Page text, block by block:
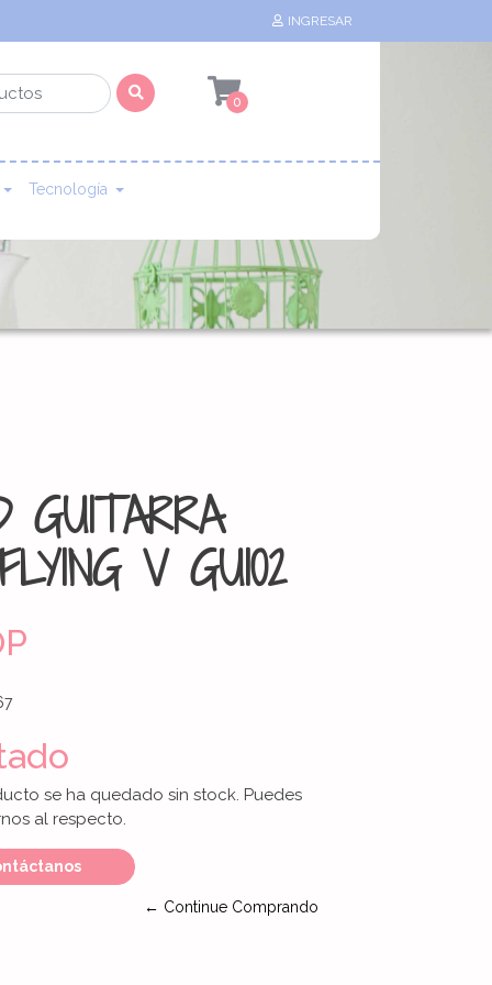
INGRESAR
0
Tecnología
GUITARRA
V GUI02
se ha quedado sin stock. Puedes
al respecto.
← Continue Comprando